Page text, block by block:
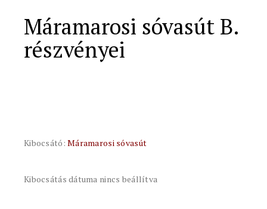
Máramarosi sóvasút B.
részvényei
Kibocsátó:Máramarosi sóvasút
Kibocsátás dátuma nincs beállítva